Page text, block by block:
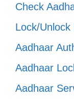
Check
Lock/Unlock
Aadhaar
Aadhaar
Aadhaar